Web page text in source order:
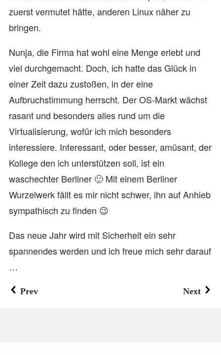
zuerst vermutet hätte, anderen Linux näher zu
bringen.
Nunja, die Firma hat wohl eine Menge erlebt und
viel durchgemacht. Doch, ich hatte das Glück in
einer Zeit dazu zustoßen, in der eine
Aufbruchstimmung herrscht. Der OS-Markt wächst
rasant und besonders alles rund um die
Virtualisierung, wofür ich mich besonders
interessiere. Interessant, oder besser, amüsant, der
Kollege den ich unterstützen soll, ist ein
waschechter Berliner 🙂 Mit einem Berliner
Wurzelwerk fällt es mir nicht schwer, ihn auf Anhieb
sympathisch zu finden 😉
Das neue Jahr wird mit Sicherheit ein sehr
spannendes werden und ich freue mich sehr darauf
…
Prev Next